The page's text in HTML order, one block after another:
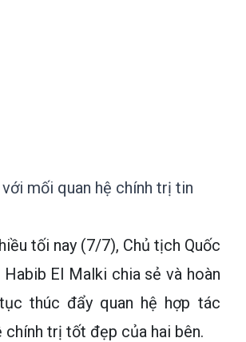
mối quan hệ chính trị tin
tối nay (7/7), Chủ tịch Quốc
El Malki chia sẻ và hoàn
thúc đẩy quan hệ hợp tác
trị tốt đẹp của hai bên.